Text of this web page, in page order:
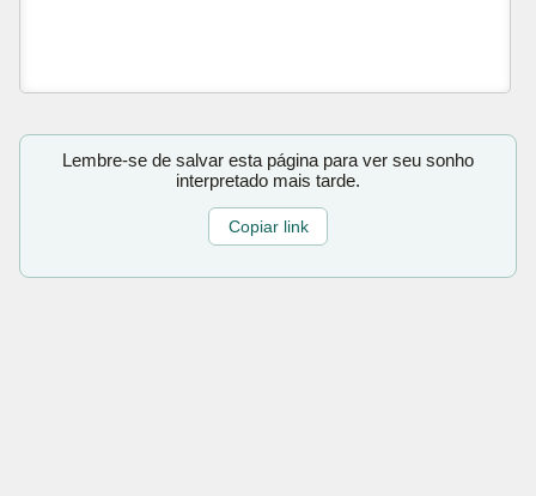
Lembre-se de salvar esta página para ver seu sonho
interpretado mais tarde.
Copiar link